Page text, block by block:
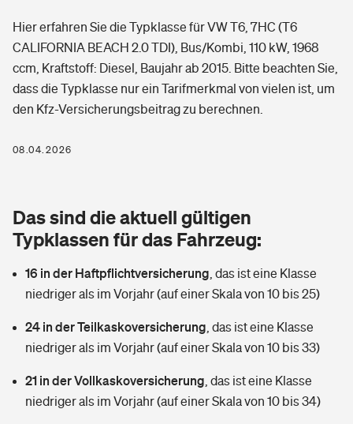
Grundfähigkeitsversicherung
Arbeitsrechtsschutz
Berufshaftpflichtversicherung
Zur Übersicht
Tools
Wer versichert was: Jetzt Versicherer finden
Sie haben Fragen?
Elementarversicherung
Glasversicherung
Mietkautionsversicherung
Restkreditversicherung
Zur Übersicht
Freizeit
Pri­vate Haft­pflicht­
Kinderunfall­ver­si­che­rung
Kinderinvalidität
Reiseversicherung
Pferdehalter-Haftpflicht
Gesundheit
Private Krankenversicherung
Dread-Disease-Versicherung
Tierkrankenversicherung
Hier erfahren Sie die Typklasse für VW T6, 7HC (T6
CALIFORNIA BEACH 2.0 TDI), Bus/Kombi, 110 kW, 1968
ccm, Kraftstoff: Diesel, Baujahr ab 2015. Bitte beachten Sie,
dass die Typklasse nur ein Tarifmerkmal von vielen ist, um
den Kfz-Versicherungsbeitrag zu berechnen.
08.04.2026
Das sind die aktuell gültigen
Typklassen für das Fahrzeug:
16 in der Haftpflichtversicherung das ist eine Klasse
niedriger als im Vorjahr (auf einer Skala von 10 bis 25)
24 in der Teilkaskoversicherung das ist eine Klasse
niedriger als im Vorjahr (auf einer Skala von 10 bis 33)
21 in der Vollkaskoversicherung das ist eine Klasse
niedriger als im Vorjahr (auf einer Skala von 10 bis 34)